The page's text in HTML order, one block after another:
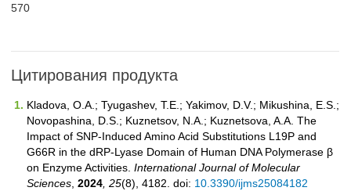
570
Цитирования продукта
Kladova, O.A.; Tyugashev, T.E.; Yakimov, D.V.; Mikushina, E.S.;
Novopashina, D.S.; Kuznetsov, N.A.; Kuznetsova, A.A. The
Impact of SNP-Induced Amino Acid Substitutions L19P and
G66R in the dRP-Lyase Domain of Human DNA Polymerase β
on Enzyme Activities. International Journal of Molecular
Sciences, 2024, 25(8), 4182. doi: 10.3390/ijms25084182